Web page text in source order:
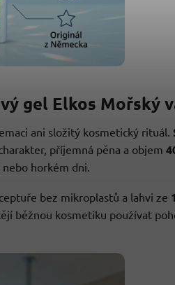
gel Elkos Mořský
ani složitý kosmetický rituál.
příjemná pěna a objem
horkém dni.
bez mikroplastů a lahvi ze
běžnou kosmetiku používat